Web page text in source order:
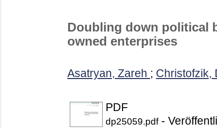
Doubling down political
owned enterprises
Asatryan, Zareh ; Christofzik,
PDF
dp25059.pdf-